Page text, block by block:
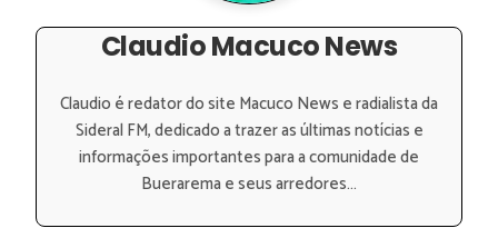
Claudio Macuco News
Claudio é redator do site Macuco News e radialista da
Sideral FM, dedicado a trazer as últimas notícias e
informações importantes para a comunidade de
Buerarema e seus arredores...